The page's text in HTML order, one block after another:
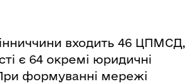
входить 46 ЦПМСД,
є 64 окремі юридичні
формуванні мережі